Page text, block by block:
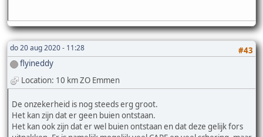
do 20 aug 2020 - 11:28
#43
flyineddy
Location: 10 km ZO Emmen
De onzekerheid is nog steeds erg groot.
Het kan zijn dat er geen buien ontstaan.
Het kan ook zijn dat er wel buien ontstaan en dat deze gelijk fors